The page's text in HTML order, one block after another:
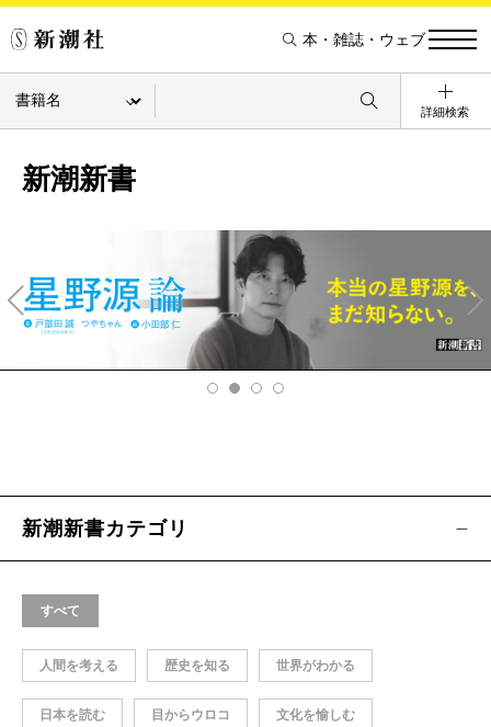
本・雑誌・ウェブ
詳細検索
新潮新書
v
Ne
xt
新潮新書カテゴリ
すべて
人間を考える 歴史を知る 世界がわかる
日本を読む 目からウロコ 文化を愉しむ